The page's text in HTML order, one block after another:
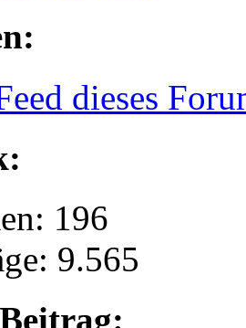
dieses
196
9.565